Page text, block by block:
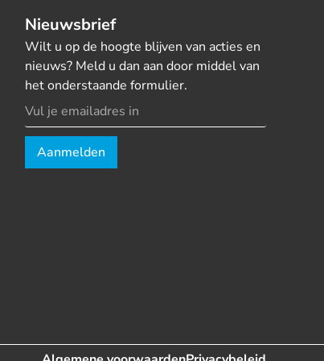
Nieuwsbrief
Wilt u op de hoogte blijven van acties en
nieuws? Meld u dan aan door middel van
het onderstaande formulier.
Aanmelden